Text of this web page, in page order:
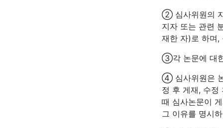
② 심사위원의
지자 또는 관련
재한 자)로 하며,
③각 논문에 대
④ 심사위원은
정 후 게재, 수정
때 심사논문이
그 이유를 명시